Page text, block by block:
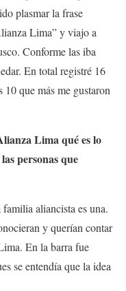
plasmar la frase
Lima” y viajo a
Conforme las iba
En total registré 16
que más me gustaron
Lima qué es lo
personas que
aliancista es una.
y querían contar
En la barra fue
se entendía que la idea